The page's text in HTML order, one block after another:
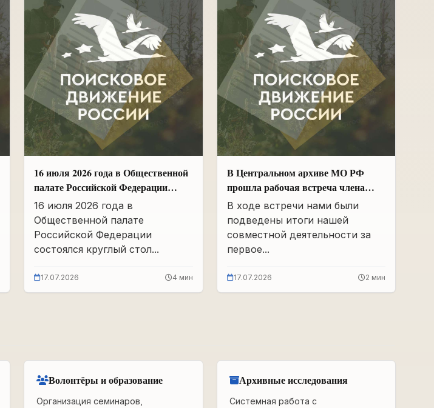
16 июля 2026 года в Общественной
палате Российской Федерации
состоялся круглый стол
«Сохранение памяти о Героях
подвига самопожертвования и
воспитание...
16 июля 2026 года в
Общественной палате
Российской Федерации
состоялся круглый стол...
17.07.2026 4 мин
В Центральном архиве МО РФ
прошла рабочая встреча члена
Общественной палаты РФ и ЧР –
Руководителя Регионального
отделения «Поисковое движение
России» в ЧР Иса Сардалов с
Дмитриевичем Панковым
В ходе встречи нами были
подведены итоги нашей
совместной деятельности за
первое...
17.07.2026 2 мин
Волонтёры и образование
Организация семинаров,
Архивные исследования
Системная работа с